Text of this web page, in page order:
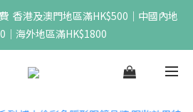
香港及澳門地區滿HK$500｜中國內地
｜海外地區滿HK$1800